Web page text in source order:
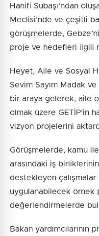
Hanifi Subaşı‘ndan
Meclisi’nde ve çeşitli
görüşmelerde,
proje ve hedefleri ilgili
Heyet, Aile ve Sosyal
Sevim Sayım Madak
bir araya gelerek, aile
olmak üzere GETİP’in
vizyon projelerini
Görüşmelerde, kamu
arasındaki iş
destekleyen
uygulanabilecek örnek
değerlendirmelerde
Bakan